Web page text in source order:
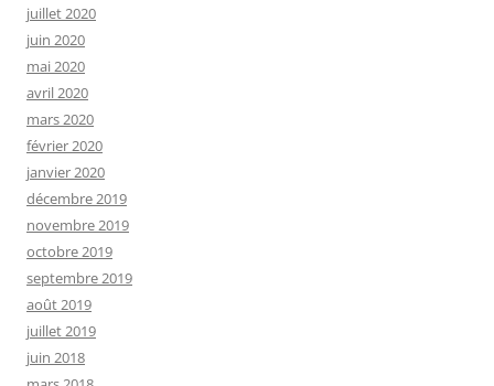
juillet 2020
juin 2020
mai 2020
avril 2020
mars 2020
février 2020
janvier 2020
décembre 2019
novembre 2019
octobre 2019
septembre 2019
août 2019
juillet 2019
juin 2018